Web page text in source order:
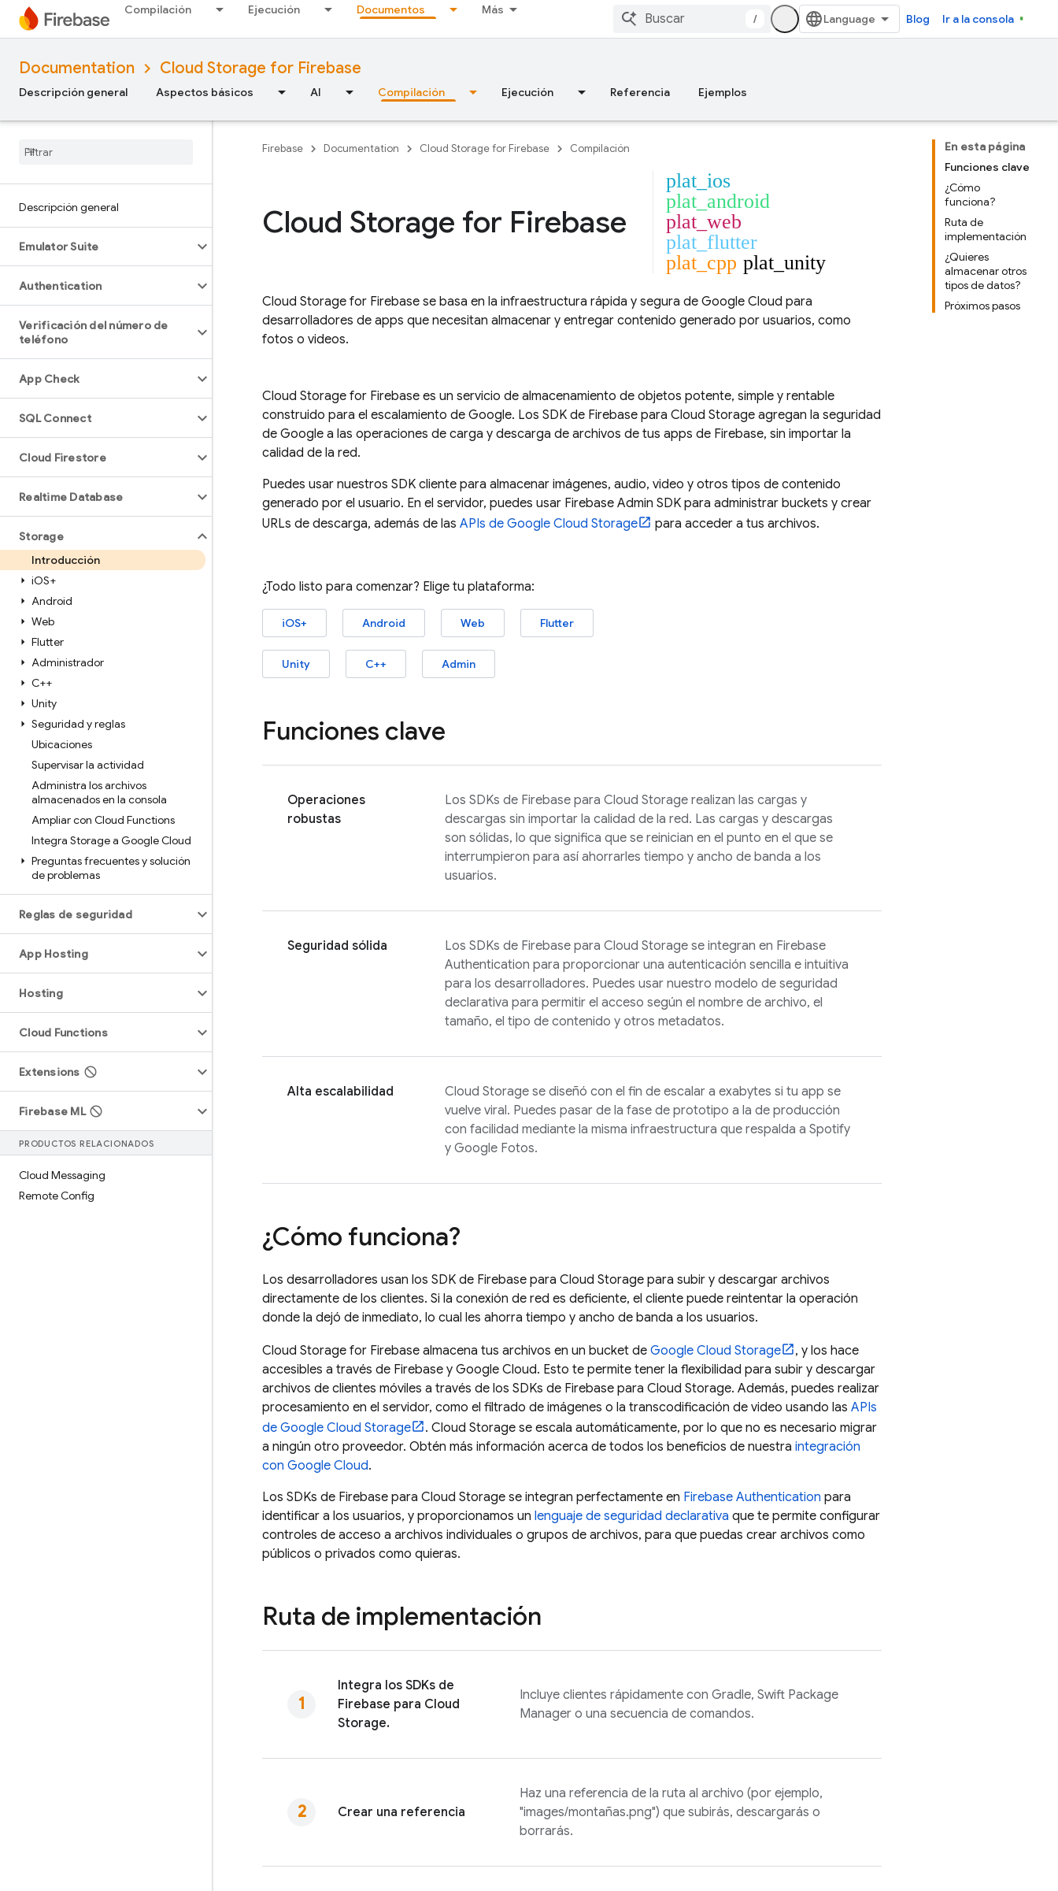
Compilación Ejecución Documentos Más
/ Blog Ir a la consola
Documentation Cloud Storage for Firebase
Descripción general Aspectos básicos AI Compilación Ejecución Referencia Ejemplos
Descripción general
Emulator Suite
Authentication
Verificación del número de
teléfono
App Check
SQL Connect
Cloud Firestore
Realtime Database
Storage
Introducción
iOS+
Android
Web
Flutter
Administrador
C++
Unity
Seguridad y reglas
Ubicaciones
Supervisar la actividad
Administra los archivos
almacenados en la consola
Ampliar con Cloud Functions
Integra Storage a Google Cloud
Preguntas frecuentes y solución
de problemas
Reglas de seguridad
App Hosting
Hosting
Cloud Functions
Extensions
Firebase ML
PRODUCTOS RELACIONADOS
Cloud Messaging
Remote Config
En esta página
Funciones clave
¿Cómo
funciona?
Ruta de
implementación
¿Quieres
almacenar otros
tipos de datos?
Próximos pasos
Firebase Documentation Cloud Storage for Firebase Compilación
Cloud Storage for Firebase
plat_ios
plat_android
plat_web
plat_flutter
plat_cpp plat_unity
Cloud Storage for Firebase se basa en la infraestructura rápida y segura de Google Cloud para
desarrolladores de apps que necesitan almacenar y entregar contenido generado por usuarios, como
fotos o videos.
Cloud Storage for Firebase es un servicio de almacenamiento de objetos potente, simple y rentable
construido para el escalamiento de Google. Los SDK de Firebase para Cloud Storage agregan la seguridad
de Google a las operaciones de carga y descarga de archivos de tus apps de Firebase, sin importar la
calidad de la red.
Puedes usar nuestros SDK cliente para almacenar imágenes, audio, video y otros tipos de contenido
generado por el usuario. En el servidor, puedes usar Firebase Admin SDK para administrar buckets y crear
URLs de descarga, además de las APIs de Google Cloud Storage para acceder a tus archivos.
¿Todo listo para comenzar? Elige tu plataforma:
iOS+ Android Web Flutter
Unity C++ Admin
Funciones clave
Operaciones
robustas
Los SDKs de Firebase para Cloud Storage realizan las cargas y
descargas sin importar la calidad de la red. Las cargas y descargas
son sólidas, lo que significa que se reinician en el punto en el que se
interrumpieron para así ahorrarles tiempo y ancho de banda a los
usuarios.
Seguridad sólida Los SDKs de Firebase para Cloud Storage se integran en Firebase
Authentication para proporcionar una autenticación sencilla e intuitiva
para los desarrolladores. Puedes usar nuestro modelo de seguridad
declarativa para permitir el acceso según el nombre de archivo, el
tamaño, el tipo de contenido y otros metadatos.
Alta escalabilidad Cloud Storage se diseñó con el fin de escalar a exabytes si tu app se
vuelve viral. Puedes pasar de la fase de prototipo a la de producción
con facilidad mediante la misma infraestructura que respalda a Spotify
y Google Fotos.
¿Cómo funciona?
Los desarrolladores usan los SDK de Firebase para Cloud Storage para subir y descargar archivos
directamente de los clientes. Si la conexión de red es deficiente, el cliente puede reintentar la operación
donde la dejó de inmediato, lo cual les ahorra tiempo y ancho de banda a los usuarios.
Cloud Storage for Firebase almacena tus archivos en un bucket de Google Cloud Storage
, y los hace
accesibles a través de Firebase y Google Cloud. Esto te permite tener la flexibilidad para subir y descargar
archivos de clientes móviles a través de los SDKs de Firebase para Cloud Storage. Además, puedes realizar
procesamiento en el servidor, como el filtrado de imágenes o la transcodificación de video usando las APIs
de Google Cloud Storage . Cloud Storage se escala automáticamente, por lo que no es necesario migrar
a ningún otro proveedor. Obtén más información acerca de todos los beneficios de nuestra integración
con Google Cloud.
Los SDKs de Firebase para Cloud Storage se integran perfectamente en Firebase Authentication para
identificar a los usuarios, y proporcionamos un lenguaje de seguridad declarativa que te permite configurar
controles de acceso a archivos individuales o grupos de archivos, para que puedas crear archivos como
públicos o privados como quieras.
Ruta de implementación
Integra los SDKs de
Firebase para Cloud
Storage.
Incluye clientes rápidamente con Gradle, Swift Package
Manager o una secuencia de comandos.
Crear una referencia
Haz una referencia de la ruta al archivo (por ejemplo,
"images/montañas.png") que subirás, descargarás o
borrarás.